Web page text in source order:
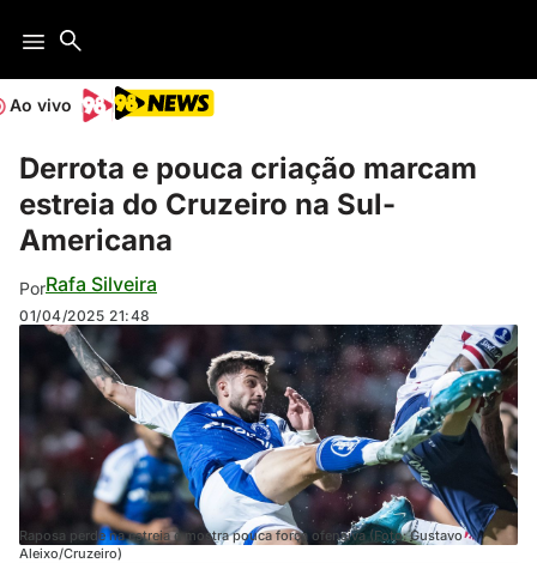
Ao vivo
Derrota e pouca criação marcam
estreia do Cruzeiro na Sul-
Americana
PorRafa Silveira
01/04/2025 21:48
Raposa perde na estreia e mostra pouca força ofensiva (Foto: Gustavo
Aleixo/Cruzeiro)